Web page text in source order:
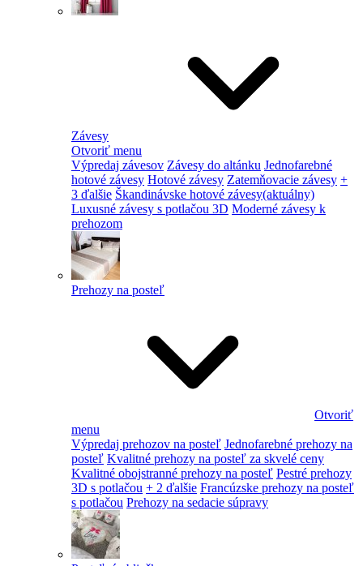
Závesy
Otvoriť menu
Výpredaj závesov Závesy do altánku Jednofarebné
hotové závesy Hotové závesy Zatemňovacie závesy +
3 ďalšie Škandinávske hotové závesy(aktuálny)
Luxusné závesy s potlačou 3D Moderné závesy k
prehozom
Prehozy na posteľ
Otvoriť
menu
Výpredaj prehozov na posteľ Jednofarebné prehozy na
posteľ Kvalitné prehozy na posteľ za skvelé ceny
Kvalitné obojstranné prehozy na posteľ Pestré prehozy
3D s potlačou + 2 ďalšie Francúzske prehozy na posteľ
s potlačou Prehozy na sedacie súpravy